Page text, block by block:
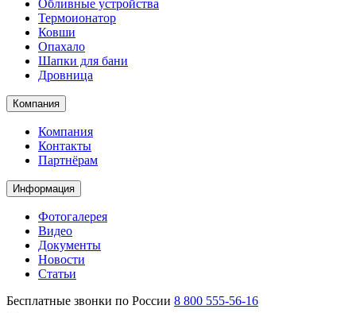
Обливные устройства
Термоионатор
Ковши
Опахало
Шапки для бани
Дровница
Компания
Компания
Контакты
Партнёрам
Информация
Фотогалерея
Видео
Документы
Новости
Статьи
Бесплатные звонки по России 8 800 555-56-16